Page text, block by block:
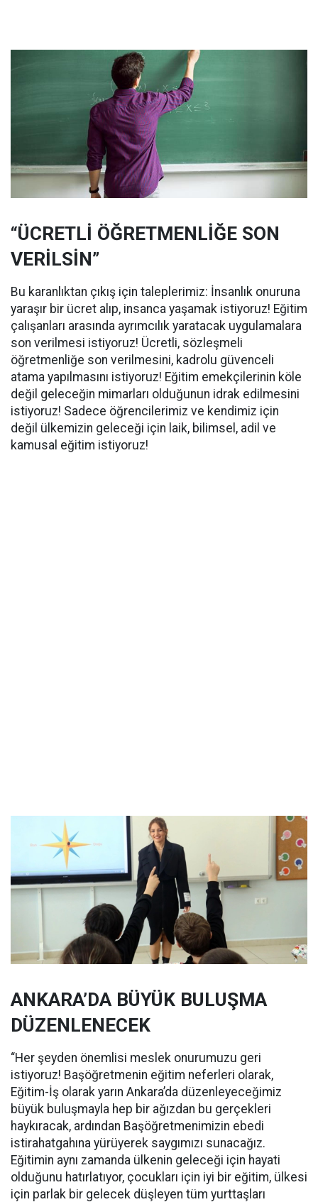
“ÜCRETLİ ÖĞRETMENLİĞE SON
VERİLSİN”
Bu karanlıktan çıkış için taleplerimiz: İnsanlık onuruna
yaraşır bir ücret alıp, insanca yaşamak istiyoruz! Eğitim
çalışanları arasında ayrımcılık yaratacak uygulamalara
son verilmesi istiyoruz! Ücretli, sözleşmeli
öğretmenliğe son verilmesini, kadrolu güvenceli
atama yapılmasını istiyoruz! Eğitim emekçilerinin köle
değil geleceğin mimarları olduğunun idrak edilmesini
istiyoruz! Sadece öğrencilerimiz ve kendimiz için
değil ülkemizin geleceği için laik, bilimsel, adil ve
kamusal eğitim istiyoruz!
ANKARA’DA BÜYÜK BULUŞMA
DÜZENLENECEK
“Her şeyden önemlisi meslek onurumuzu geri
istiyoruz! Başöğretmenin eğitim neferleri olarak,
Eğitim-İş olarak yarın Ankara’da düzenleyeceğimiz
büyük buluşmayla hep bir ağızdan bu gerçekleri
haykıracak, ardından Başöğretmenimizin ebedi
istirahatgahına yürüyerek saygımızı sunacağız.
Eğitimin aynı zamanda ülkenin geleceği için hayati
olduğunu hatırlatıyor, çocukları için iyi bir eğitim, ülkesi
için parlak bir gelecek düşleyen tüm yurttaşları